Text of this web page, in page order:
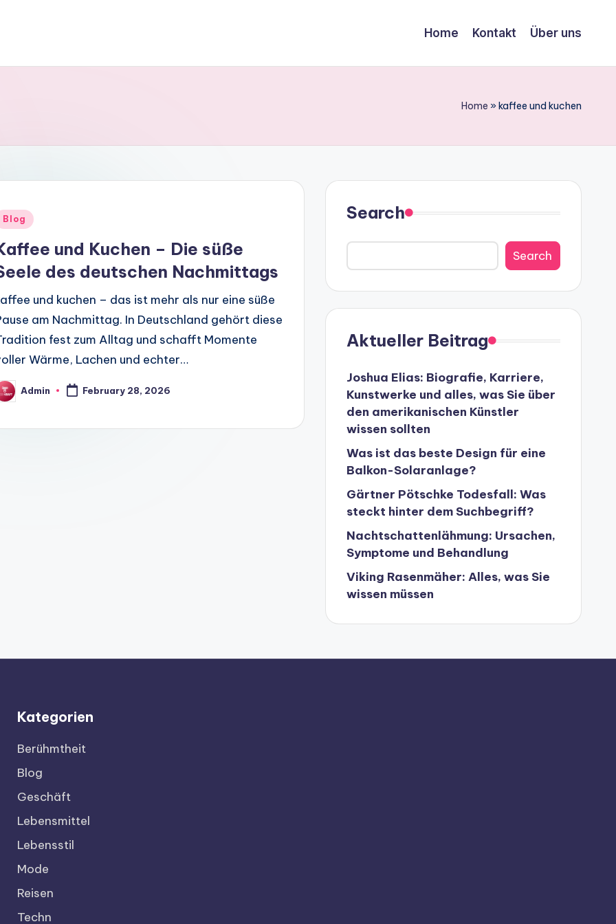
Home Kontakt Über uns
Home »kaffee und kuchen
Blog
und Kuchen – Die süße
des deutschen Nachmittags
und kuchen – das ist mehr als nur eine süße
am Nachmittag. In Deutschland gehört diese
fest zum Alltag und schafft Momente
Wärme, Lachen und echter…
Admin February 28, 2026
Search
Search
Aktueller Beitrag
Joshua Elias: Biografie, Karriere,
Kunstwerke und alles, was Sie über
den amerikanischen Künstler
wissen sollten
Was ist das beste Design für eine
Balkon-Solaranlage?
Gärtner Pötschke Todesfall: Was
steckt hinter dem Suchbegriff?
Nachtschattenlähmung: Ursachen,
Symptome und Behandlung
Viking Rasenmäher: Alles, was Sie
wissen müssen
Kategorien
Berühmtheit
Blog
Geschäft
Lebensmittel
Lebensstil
Mode
Reisen
Techn